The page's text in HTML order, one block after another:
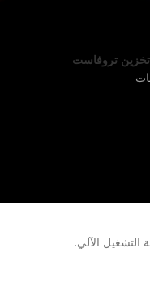
تروفاست
التشغيل الآلي.